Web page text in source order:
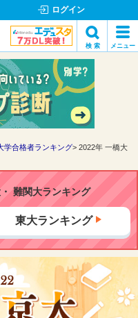
ログイン
検 索 メニュー
検索
学合格者ランキング
2022年 一橋大
難関大ランキング
東大ランキング